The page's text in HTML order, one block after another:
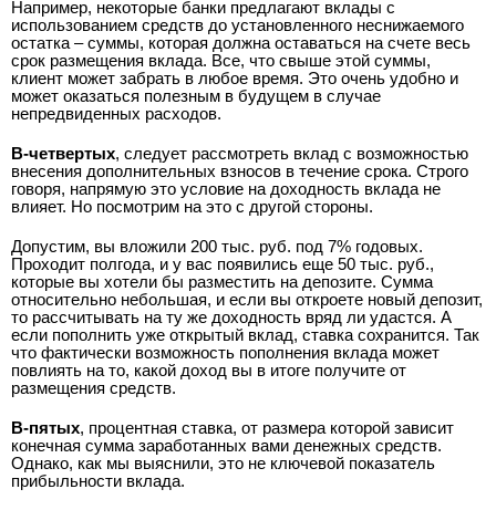
Например, некоторые банки предлагают вклады с
использованием средств до установленного неснижаемого
остатка – суммы, которая должна оставаться на счете весь
срок размещения вклада. Все, что свыше этой суммы,
клиент может забрать в любое время. Это очень удобно и
может оказаться полезным в будущем в случае
непредвиденных расходов.
В-четвертых, следует рассмотреть вклад с возможностью
внесения дополнительных взносов в течение срока. Строго
говоря, напрямую это условие на доходность вклада не
влияет. Но посмотрим на это с другой стороны.
Допустим, вы вложили 200 тыс. руб. под 7% годовых.
Проходит полгода, и у вас появились еще 50 тыс. руб.,
которые вы хотели бы разместить на депозите. Сумма
относительно небольшая, и если вы откроете новый депозит,
то рассчитывать на ту же доходность вряд ли удастся. А
если пополнить уже открытый вклад, ставка сохранится. Так
что фактически возможность пополнения вклада может
повлиять на то, какой доход вы в итоге получите от
размещения средств.
В-пятых, процентная ставка, от размера которой зависит
конечная сумма заработанных вами денежных средств.
Однако, как мы выяснили, это не ключевой показатель
прибыльности вклада.